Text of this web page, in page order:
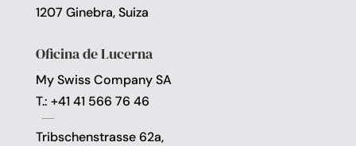
1207 Ginebra, Suiza
Oficina de Lucerna
My Swiss Company SA
T.: +41 41 566 76 46
Tribschenstrasse 62a,